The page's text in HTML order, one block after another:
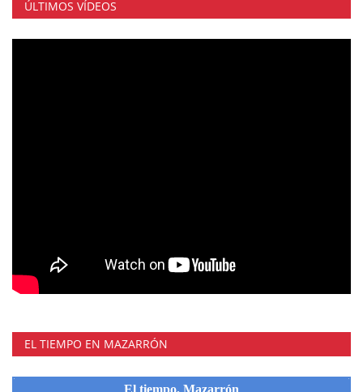
ÚLTIMOS VÍDEOS
EL TIEMPO EN MAZARRÓN